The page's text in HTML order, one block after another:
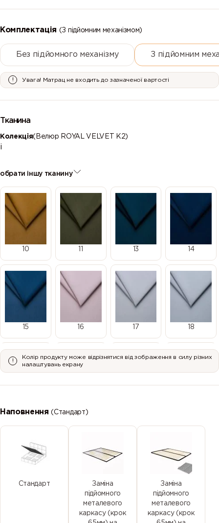
Комплектація (З підйомним механізмом)
Без підйомного механізму З підйомним
Увага! Матрац не входить до зазначеної вартості
Тканина
Колекція(Велюр ROYAL VELVET К2)
і
обрати іншу тканину
10 13 14
15 16 17 18
6
Колір продукту може відрізнятися від зображення в силу різних
налаштувань екрану
Наповнення(Стандарт)
Стандарт
Заміна
підйомного
металевого
каркасу (крок
Заміна
підйомного
металевого
каркасу (крок